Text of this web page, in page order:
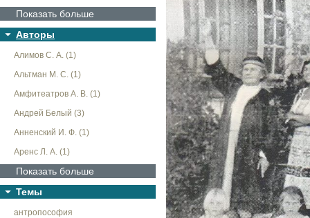
Показать больше
Авторы
Алимов С. А. (1)
Альтман М. С. (1)
Амфитеатров А. В. (1)
Андрей Белый (3)
Анненский И. Ф. (1)
Аренс Л. А. (1)
Показать больше
Темы
антропософия